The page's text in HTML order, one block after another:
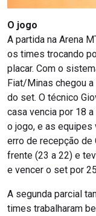
O jogo
A partida na Arena
os times trocando
placar. Com o
Fiat/Minas chegou
do set. O técnico
casa vencia por 18
o jogo, e as equipes
erro de recepção de
frente (23 a 22) e
e vencer o set por
A segunda parcial
times trabalharam